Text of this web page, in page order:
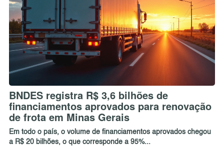
BNDES registra R$ 3,6 bilhões de
financiamentos aprovados para renovação
de frota em Minas Gerais
Em todo o país, o volume de financiamentos aprovados chegou
a R$ 20 bilhões, o que corresponde a 95%...